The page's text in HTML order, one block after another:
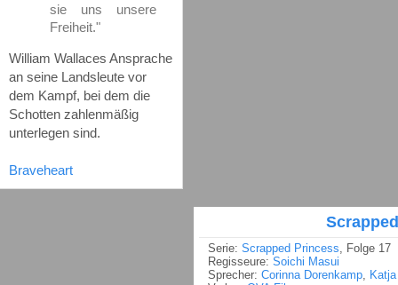
sie uns unsere
Freiheit."
William Wallaces Ansprache
an seine Landsleute vor
dem Kampf, bei dem die
Schotten zahlenmäßig
unterlegen sind.
Braveheart
Serie: Scrapped Princess, Folge 17
Regisseure: Soichi Masui
Sprecher: Corinna Dorenkamp,